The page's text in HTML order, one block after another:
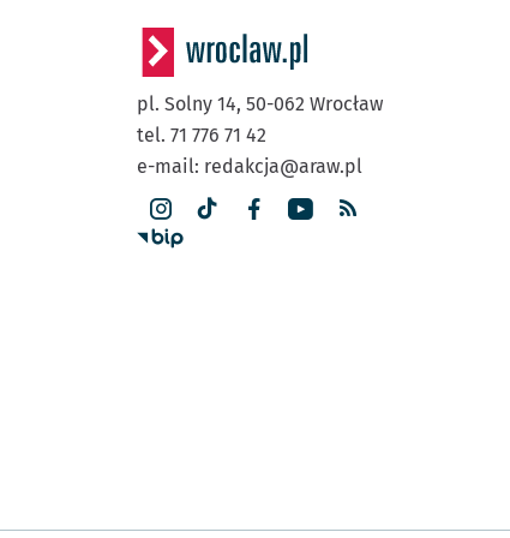
pl. Solny 14, 50-062 Wrocław
tel. 71 776 71 42
e-mail: redakcja@araw.pl